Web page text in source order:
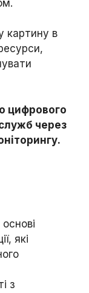
картину в
цифрового
через
які
з